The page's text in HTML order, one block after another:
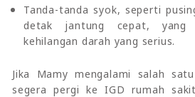
Tanda-tanda syok, seperti
detak jantung cepat, yang
kehilangan darah yang serius.
Jika Mamy mengalami salah
segera pergi ke IGD rumah